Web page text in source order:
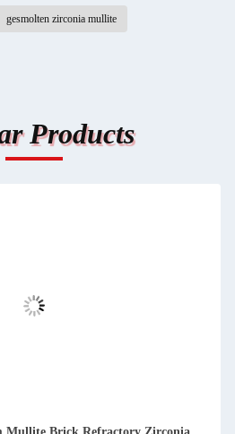
gesmolten zirconia mullite
Products